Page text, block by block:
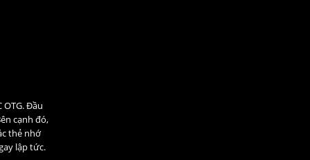
Đầu
cạnh đó,
thẻ nhớ
lập tức.